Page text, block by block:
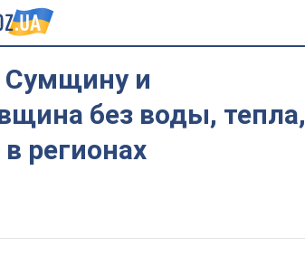
Сумщину и
без воды, тепла,
регионах